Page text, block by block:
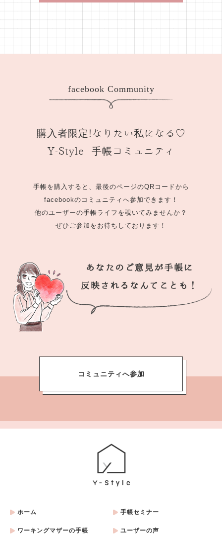
facebook Community
購入者限定!なりたい私になる♡
Y-Style 手帳コミュニティ
手帳を購入すると、最後のページのQRコードから
facebookのコミュニティへ参加できます！
他のユーザーの手帳ライフを覗いてみませんか？
ぜひご参加をお待ちしております！
コミュニティへ参加
ホーム
ワーキングマザーの手帳
手帳セミナー
ユーザーの声